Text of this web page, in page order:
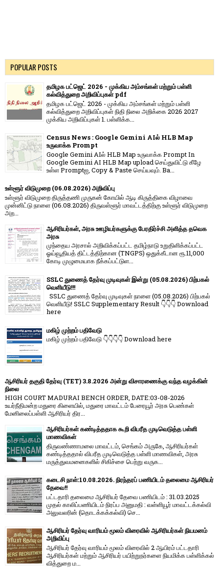
POPULAR POSTS
தமிழக பட்ஜெட் 2026 - முக்கிய அம்சங்கள் மற்றும் பள்ளி
கல்வித்துறை அறிவிப்புகள் pdf
தமிழக பட்ஜெட் 2026 - முக்கிய அம்சங்கள் மற்றும் பள்ளி
கல்வித்துறை அறிவிப்புகள் நிதி நிலை அறிக்கை 2026 2027
முக்கிய அறிவிப்புகள் 1. பள்ளிக்க...
Census News : Google Gemini AIல் HLB Map
உருவாக்க Prompt
Google Gemini AIல் HLB Map உருவாக்க Prompt In
Google Gemini AI HLB Map upload செய்துவிட்டு கீழே
உள்ள Promptஐ, Copy & Paste செய்யவும். Ba...
உள்ளூர் விடுமுறை (06.08.2026) அறிவிப்பு
உள்ளூர் விடுமுறை திருத்தணி முருகன் கோயில் ஆடி கிருத்திகை விழாவை
முன்னிட்டு நாளை (06.08.2026) திருவள்ளூர் மாவட்டத்திற்கு உள்ளூர் விடுமுறை
அற...
ஆசிரியர்கள், அரசு ஊழியர்களுக்கு பேரதிர்ச்சி அளித்த தவெக
அரசு
முந்தைய அரசால் அறிவிக்கப்பட்ட தமிழ்நாடு உறுதிளிக்கப்பட்ட
ஓய்வூதியத் திட்டத்திற்கான (TNGPS) ஒதுக்கீடான ரூ.11,000
கோடி முழுமையாக நீக்கப்பட்டுள...
SSLC துணைத் தேர்வு முடிவுகள் இன்று (05.08.2026) பிற்பகல்
வெளியீடு!!!
SSLC துணைத் தேர்வு முடிவுகள் நாளை (05.08.2026) பிற்பகல்
வெளியீடு! SSLC Supplementary Result 👇👇👇 Download
here
மகிழ் முற்றம் பதிவேடு
மகிழ் முற்றம் பதிவேடு 👇👇👇👇 Download here
ஆசிரியர் தகுதி தேர்வு (TET) 3.8.2026 அன்று விசாரணைக்கு வந்த வழக்கின்
நிலை
HIGH COURT MADURAI BENCH ORDER, DATE:03-08-2026
உயர்நீதிமன்ற மதுரை கிளையில், மதுரை மாவட்டம் பேரையூர் அரசு பெண்கள்
மேனிலைப்பள்ளி ஆசிரியர் திர...
ஆசிரியர்கள் கண்டித்ததாக கூறி விபரீத முடிவெடுத்த பள்ளி
மாணவிகள்
திருவண்ணாமலை மாவட்டம், செங்கம் அருகே, ஆசிரியர்கள்
கண்டித்ததால் விபரீத முடிவெடுத்த பள்ளி மாணவிகள், அரசு
மருத்துவமனைகளில் சிகிச்சை பெற்று வருக...
கடைசி நாள்:10.08.2026. நிரந்தரப் பணியிடம் தலைமை ஆசிரியர்
தேவை!!
பட்டதாரி தலைமை ஆசிரியர் தேவை பணியிடம் : 31.03.2025
முதல் காலிப்பணியிடம் நிரப்ப அனுமதி : வள்ளியூர் மாவட்டக்கல்வி
அலுவலரின் (தொடக்கக்கல்வி) செ...
ஆசிரியர் தேர்வு வாரியம் மூலம் விரைவில் ஆசிரியர்கள் நியமனம்
அறிவிப்பு
ஆசிரியர் தேர்வு வாரி​யம் மூலம் விரை​வில் 2 ஆயிரம் பட்​ட​தாரி
ஆசிரியர்​கள் மற்​றும் ஆசிரியர் பயிற்றுநர்​களை நியமிக்க பள்​ளிக்​கல்​
வித்​துறை ம...